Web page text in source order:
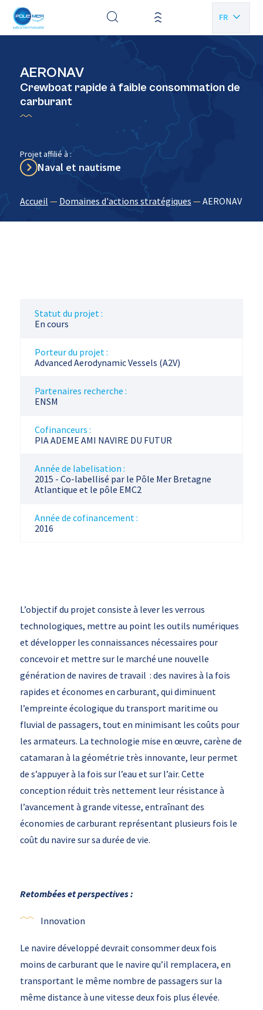
FR
AERONAV
Crewboat rapide à faible consommation de
carburant
Projet affilié à :
Naval et nautisme
Accueil — Domaines d'actions stratégiques —AERONAV
Statut du projet :
En cours
Porteur du projet :
Advanced Aerodynamic Vessels (A2V)
Partenaires recherche :
ENSM
Cofinanceurs :
PIA ADEME AMI NAVIRE DU FUTUR
Année de labelisation :
2015 - Co-labellisé par le Pôle Mer Bretagne
Atlantique et le pôle EMC2
Année de cofinancement :
2016
L’objectif du projet consiste à lever les verrous
technologiques, mettre au point les outils numériques
et développer les connaissances nécessaires pour
concevoir et mettre sur le marché une nouvelle
génération de navires de travail : des navires à la fois
rapides et économes en carburant, qui diminuent
l’empreinte écologique du transport maritime ou
fluvial de passagers, tout en minimisant les coûts pour
les armateurs. La technologie mise en œuvre, carène de
catamaran à la géométrie très innovante, leur permet
de s’appuyer à la fois sur l’eau et sur l’air. Cette
conception réduit très nettement leur résistance à
l’avancement à grande vitesse, entraînant des
économies de carburant représentant plusieurs fois le
coût du navire sur sa durée de vie.
Retombées et perspectives :
Innovation
Le navire développé devrait consommer deux fois
moins de carburant que le navire qu’il remplacera, en
transportant le même nombre de passagers sur la
même distance à une vitesse deux fois plus élevée.
Panneau de gestion des cookies